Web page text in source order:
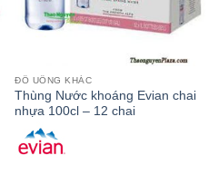
ĐỒ UỐNG KHÁC
Thùng Nước khoáng Evian chai
nhựa 100cl – 12 chai